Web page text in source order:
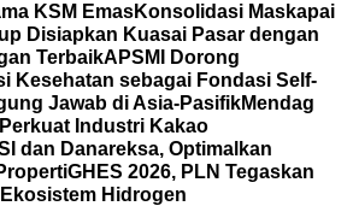
KSM EmasKonsolidasi Maskapai
Disiapkan Kuasai Pasar dengan
TerbaikAPSMI Dorong
Kesehatan sebagai Fondasi Self-
Jawab di Asia-PasifikMendag
Industri Kakao
dan Danareksa, Optimalkan
GHES 2026, PLN Tegaskan
Hidrogen